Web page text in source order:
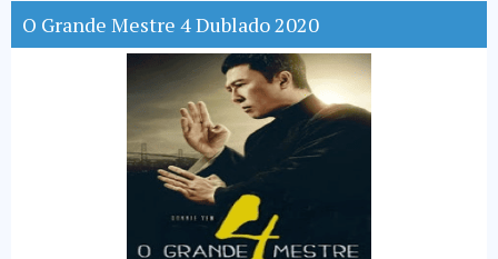
O Grande Mestre 4 Dublado 2020